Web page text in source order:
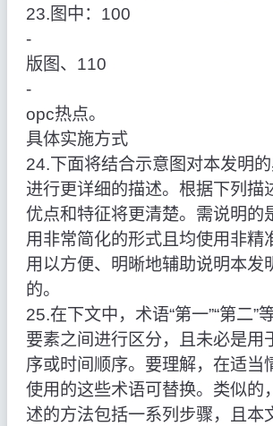
23.图中：100
‑
版图、110
‑
opc热点。
具体实施方式
24.下面将结合示意图对本发明
进行更详细的描述。根据下列描
优点和特征将更清楚。需说明的
用非常简化的形式且均使用非精
用以方便、明晰地辅助说明本发
的。
25.在下文中，术语“第一”“第二”
要素之间进行区分，且未必是用
序或时间顺序。要理解，在适当
使用的这些术语可替换。类似的
述的方法包括一系列步骤，且本